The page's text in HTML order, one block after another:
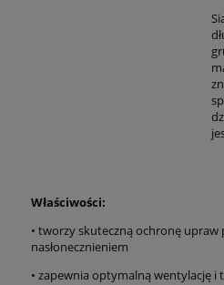
Właściwości:
• tworzy skuteczną ochronę
nasłonecznieniem
• zapewnia optymalną wentylację i